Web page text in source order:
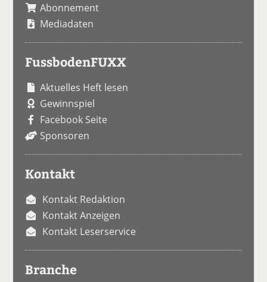
Abonnement
Mediadaten
FussbodenFUXX
Aktuelles Heft lesen
Gewinnspiel
Facebook Seite
Sponsoren
Kontakt
Kontakt Redaktion
Kontakt Anzeigen
Kontakt Leserservice
Branche